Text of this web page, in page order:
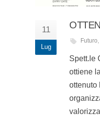
11
Lug
Futuro
Spett.le
ottiene
ottenuto